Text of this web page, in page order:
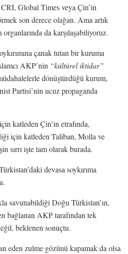
Global Times veya Çin’in
son derece olağan. Ama artık
da karşılaşabiliyoruz.
çanak tutan bir kuruma
AKP’nin “kültürel iktidar”
dönüştürdüğü kurum,
Partisi’nin ucuz propaganda
katleden Çin’in etrafında,
için katleden Taliban, Molla ve
sırrı işte tam olarak burada.
devasa soykırıma
savunabildiği Doğu Türkistan’ın,
bağlanan AKP tarafından tek
beklenen sonuçtu.
eden zulme gözünü kapamak da olsa